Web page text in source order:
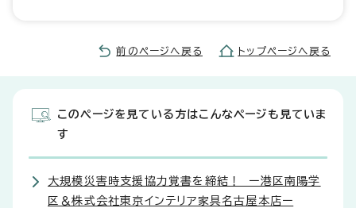
前のページへ戻る トップページへ戻る
このページを見ている方はこんなページも見ていま
す
大規模災害時支援協力覚書を締結！ ー港区南陽学
区＆株式会社東京インテリア家具名古屋本店ー